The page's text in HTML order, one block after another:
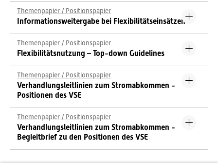
Themenpapier / Positionspapier
Informationsweitergabe bei Flexibilitätseinsätzen
Themenpapier / Positionspapier
Flexibilitätsnutzung – Top-down Guidelines
Themenpapier / Positionspapier
Verhandlungsleitlinien zum Stromabkommen -
Positionen des VSE
Themenpapier / Positionspapier
Verhandlungsleitlinien zum Stromabkommen -
Begleitbrief zu den Positionen des VSE